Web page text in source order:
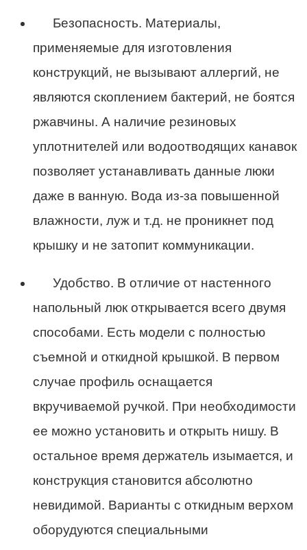
Безопасность. Материалы,
применяемые для изготовления
конструкций, не вызывают аллергий, не
являются скоплением бактерий, не боятся
ржавчины. А наличие резиновых
уплотнителей или водоотводящих канавок
позволяет устанавливать данные люки
даже в ванную. Вода из-за повышенной
влажности, луж и т.д. не проникнет под
крышку и не затопит коммуникации.
Удобство. В отличие от настенного
напольный люк открывается всего двумя
способами. Есть модели с полностью
съемной и откидной крышкой. В первом
случае профиль оснащается
вкручиваемой ручкой. При необходимости
ее можно установить и открыть нишу. В
остальное время держатель изымается, и
конструкция становится абсолютно
невидимой. Варианты с откидным верхом
оборудуются специальными